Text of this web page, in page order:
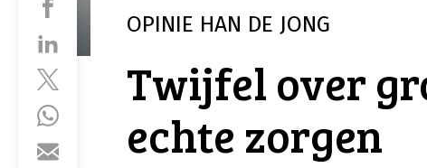
OPINIE HAN DE JONG
Twijfel over
echte zorgen